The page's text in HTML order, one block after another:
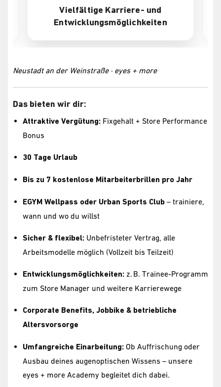
Vielfältige Karriere- und
Entwicklungsmöglichkeiten
Neustadt an der Weinstraße · eyes + more
Das bieten wir dir:
Attraktive Vergütung: Fixgehalt + Store Performance
Bonus
30 Tage Urlaub
Bis zu 7 kostenlose Mitarbeiterbrillen pro Jahr
EGYM Wellpass oder Urban Sports Club – trainiere,
wann und wo du willst
Sicher & flexibel: Unbefristeter Vertrag, alle
Arbeitsmodelle möglich (Vollzeit bis Teilzeit)
Entwicklungsmöglichkeiten: z. B. Trainee-Programm
zum Store Manager und weitere Karrierewege
Corporate Benefits, Jobbike & betriebliche
Altersvorsorge
Umfangreiche Einarbeitung: Ob Auffrischung oder
Ausbau deines augenoptischen Wissens – unsere
eyes + more Academy begleitet dich dabei.